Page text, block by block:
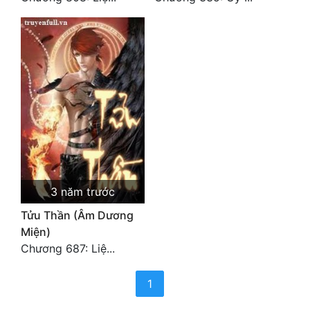
Quân Sự
Sảng Văn
Thanh Xuân
Tiên Hiệp
Tiểu Thuyết
Trinh Thám
Triều Đấu
3 năm trước
Tửu Thần (Âm Dương
Miện)
Chương 687: Liệ...
1
(current)